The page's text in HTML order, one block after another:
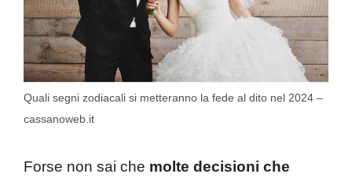
Quali segni zodiacali si metteranno la fede al dito nel 2024 –
cassanoweb.it
Forse non sai che molte decisioni che